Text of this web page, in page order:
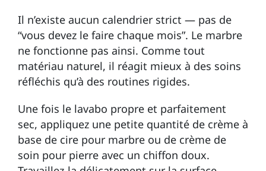
Il n’existe aucun calendrier strict — pas de
“vous devez le faire chaque mois”. Le marbre
ne fonctionne pas ainsi. Comme tout
matériau naturel, il réagit mieux à des soins
réfléchis qu’à des routines rigides.
Une fois le lavabo propre et parfaitement
sec, appliquez une petite quantité de crème à
base de cire pour marbre ou de crème de
soin pour pierre avec un chiffon doux.